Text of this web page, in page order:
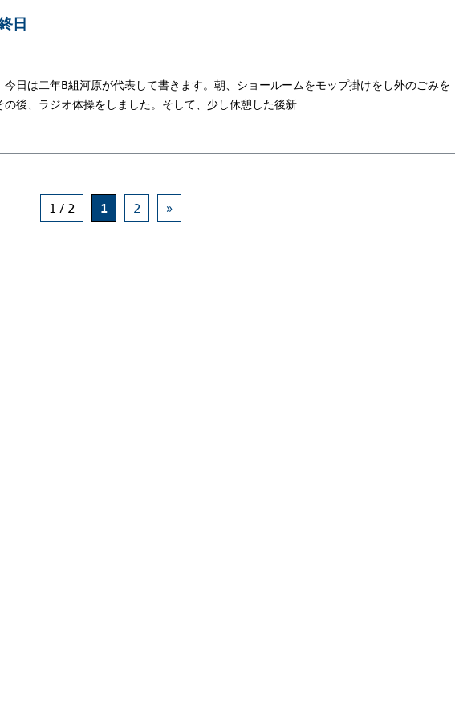
日
日は二年B組河原が代表して書きます。朝、ショールームをモップ掛けをし外のごみを
の後、ラジオ体操をしました。そして、少し休憩した後新
1 / 2 1 2 »